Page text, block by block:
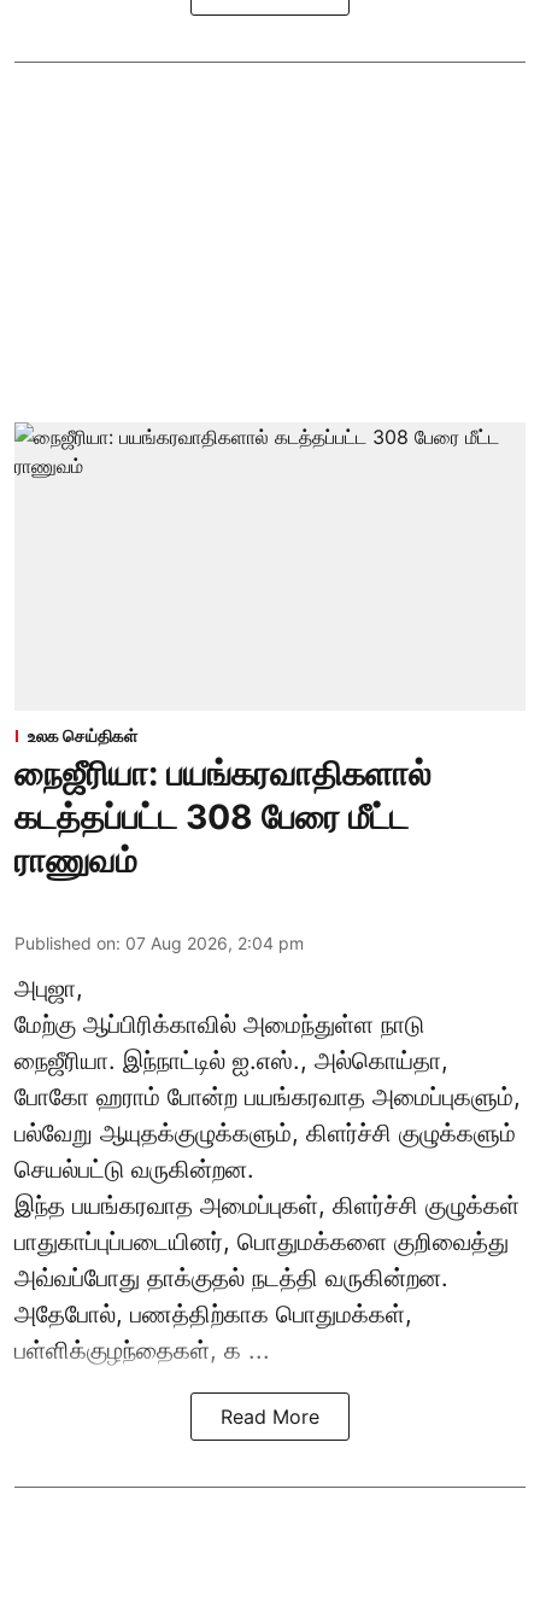
உலக செய்திகள்
நைஜீரியா: பயங்கரவாதிகளால்
கடத்தப்பட்ட 308 பேரை மீட்ட
ராணுவம்
Published on: 07 Aug 2026, 2:04 pm
அபுஜா,
மேற்கு ஆப்பிரிக்காவில் அமைந்துள்ள நாடு
நைஜீரியா. இந்நாட்டில் ஐ.எஸ்., அல்கொய்தா,
போகோ ஹராம் போன்ற பயங்கரவாத அமைப்புகளும்,
பல்வேறு ஆயுதக்குழுக்களும், கிளர்ச்சி குழுக்களும்
செயல்பட்டு வருகின்றன.
இந்த பயங்கரவாத அமைப்புகள், கிளர்ச்சி குழுக்கள்
பாதுகாப்புப்படையினர், பொதுமக்களை குறிவைத்து
அவ்வப்போது தாக்குதல் நடத்தி வருகின்றன.
அதேபோல், பணத்திற்காக பொதுமக்கள்,
பள்ளிக்குழந்தைகள், க ...
Read More